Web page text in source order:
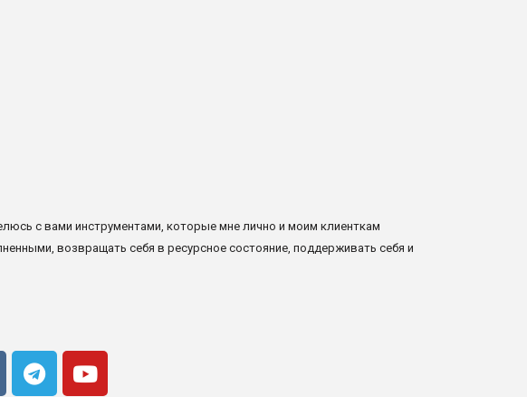
с вами инструментами, которые мне лично и моим клиенткам
возвращать себя в ресурсное состояние, поддерживать себя и
T
e
Y
o